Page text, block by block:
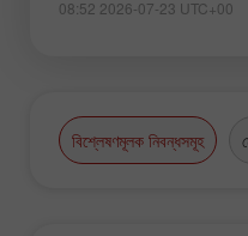
08:52 2026-07-23 UTC+00
বিশ্লেষণমূলক নিবন্ধসমূহ